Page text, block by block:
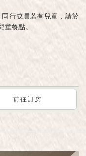
行成員若有兒童，請於
餐點。
前往訂房